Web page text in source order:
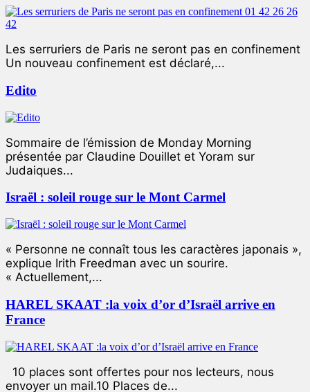
Les serruriers de Paris ne seront pas en confinement
Un nouveau confinement est déclaré,...
Edito
Sommaire de l’émission de Monday Morning
présentée par Claudine Douillet et Yoram sur
Judaiques...
Israël : soleil rouge sur le Mont Carmel
« Personne ne connaît tous les caractères japonais »,
explique Irith Freedman avec un sourire.
« Actuellement,...
HAREL SKAAT :la voix d’or d’Israël arrive en
France
10 places sont offertes pour nos lecteurs, nous
envoyer un mail.10 Places de...